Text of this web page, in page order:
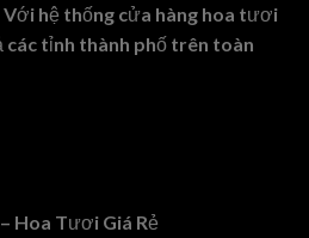
hệ thống cửa hàng hoa tươi
tỉnh thành phố trên toàn
Hoa Tươi Giá Rẻ